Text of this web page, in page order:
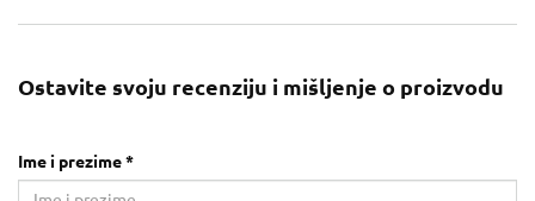
Ostavite svoju recenziju i mišljenje o proizvodu
Ime i prezime *